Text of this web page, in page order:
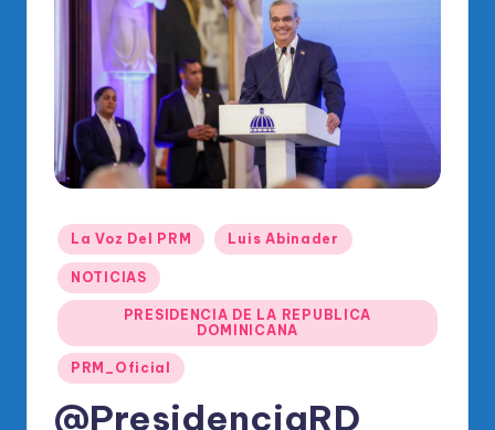
O
fi
al
el
Publicado
en
La Voz Del PRM Luis Abinader
NOTICIAS
PRESIDENCIA DE LA REPUBLICA
DOMINICANA
PRM_Oficial
@PresidenciaRD